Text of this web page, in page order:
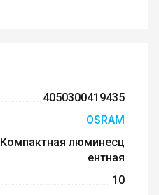
4050300419435
OSRAM
Компактная люминесц
ентная
10